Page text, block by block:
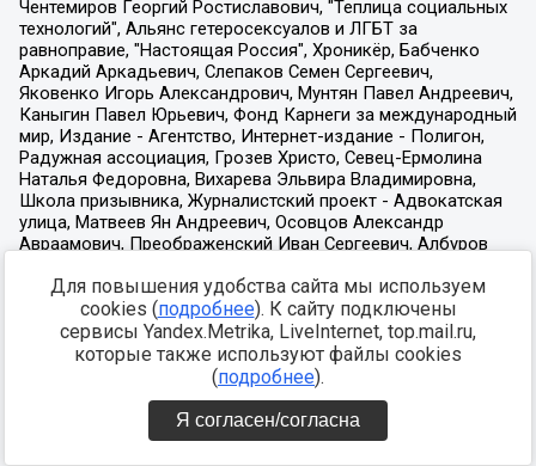
Для повышения удобства сайта мы используем
cookies (подробнее). К сайту подключены
сервисы Yandex.Metrika, LiveInternet, top.mail.ru,
которые также используют файлы cookies
(подробнее).
Я согласен/согласна